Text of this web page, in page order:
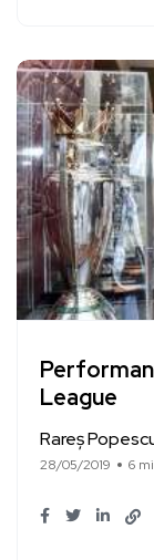
League
Rareș
28/05/2019 6